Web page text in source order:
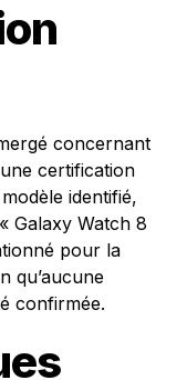
concernant
certification
identifié,
Galaxy Watch 8
pour la
qu’aucune
confirmée.